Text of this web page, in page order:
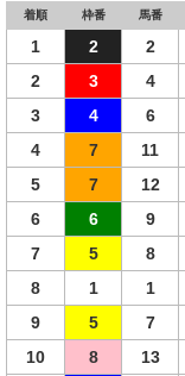
着順 枠番 馬番
1 2 2
2
3 4
3
4 6
4
7 11
5
7 12
6
6 9
7
5 8
8
1 1
9
5 7
10
8 13